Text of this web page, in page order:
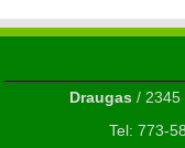
Draugas/ 2345
Tel: 773-